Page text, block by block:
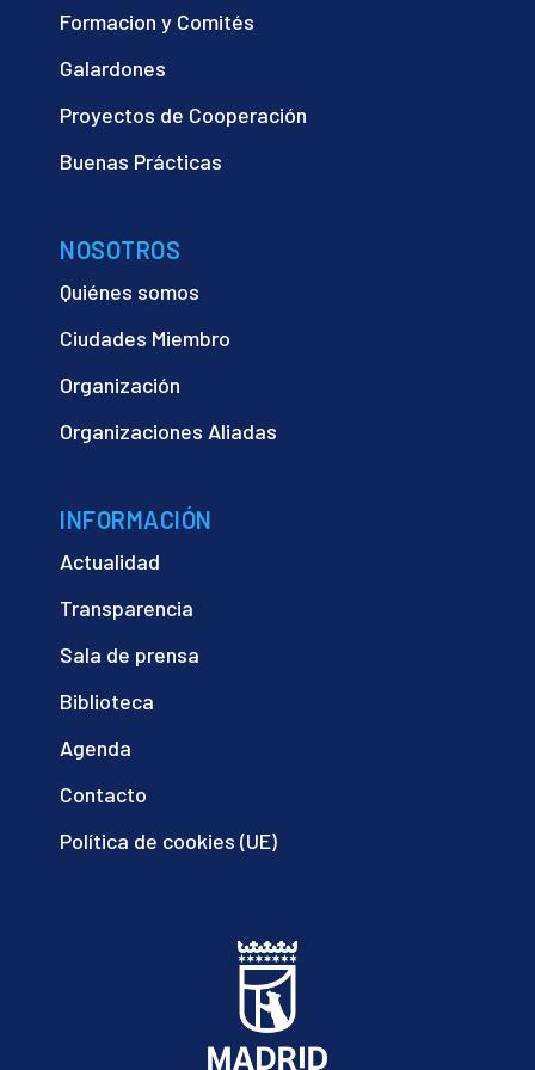
Formacion y Comités
Galardones
Proyectos de Cooperación
Buenas Prácticas
NOSOTROS
Quiénes somos
Ciudades Miembro
Organización
Organizaciones Aliadas
INFORMACIÓN
Actualidad
Transparencia
Sala de prensa
Biblioteca
Agenda
Contacto
Política de cookies (UE)